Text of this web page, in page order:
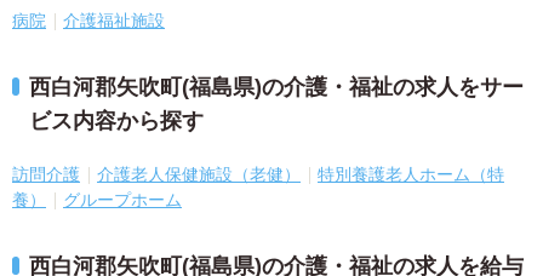
病院 介護福祉施設
西白河郡矢吹町(福島県)の介護・福祉の求人をサー
ビス内容から探す
訪問介護 介護老人保健施設（老健）
特別養護老人ホーム（特
養）
グループホーム
西白河郡矢吹町(福島県)の介護・福祉の求人を給与